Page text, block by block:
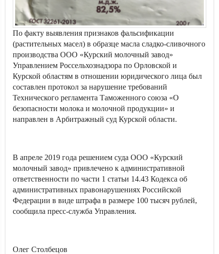
По факту выявления признаков фальсификации
(растительных масел) в образце масла сладко-сливочного
производства ООО «Курский молочный завод»
Управлением Россельхознадзора по Орловской и
Курской областям в отношении юридического лица был
составлен протокол за нарушение требований
Технического регламента Таможенного союза «О
безопасности молока и молочной продукции» и
направлен в Арбитражный суд Курской области.
В апреле 2019 года решением суда ООО «Курский
молочный завод» привлечено к административной
ответственности по части 1 статьи 14.43 Кодекса об
административных правонарушениях Российской
Федерации в виде штрафа в размере 100 тысяч рублей,
сообщила пресс-служба Управления.
Олег Столбецов